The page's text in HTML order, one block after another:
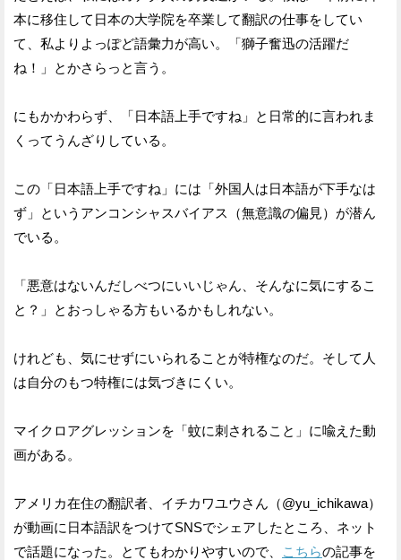
本に移住して日本の大学院を卒業して翻訳の仕事をしてい
て、私よりよっぽど語彙力が高い。「獅子奮迅の活躍だ
ね！」とかさらっと言う。
にもかかわらず、「日本語上手ですね」と日常的に言われま
くってうんざりしている。
この「日本語上手ですね」には「外国人は日本語が下手なは
ず」というアンコンシャスバイアス（無意識の偏見）が潜ん
でいる。
「悪意はないんだしべつにいいじゃん、そんなに気にするこ
と？」とおっしゃる方もいるかもしれない。
けれども、気にせずにいられることが特権なのだ。そして人
は自分のもつ特権には気づきにくい。
マイクロアグレッションを「蚊に刺されること」に喩えた動
画がある。
アメリカ在住の翻訳者、イチカワユウさん（@yu_ichikawa）
が動画に日本語訳をつけてSNSでシェアしたところ、ネット
で話題になった。とてもわかりやすいので、
こちらの記事を